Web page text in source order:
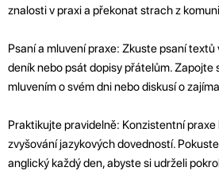
znalosti v praxi a překonat strach z
Psaní a mluvení praxe: Zkuste psaní
deník nebo psát dopisy přátelům. Zapojte
mluvením o svém dni nebo diskusí o
Praktikujte pravidelně: Konzistentní praxe
zvyšování jazykových dovedností.
anglický každý den, abyste si udrželi